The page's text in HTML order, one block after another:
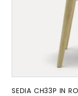
SEDIA CH33P IN